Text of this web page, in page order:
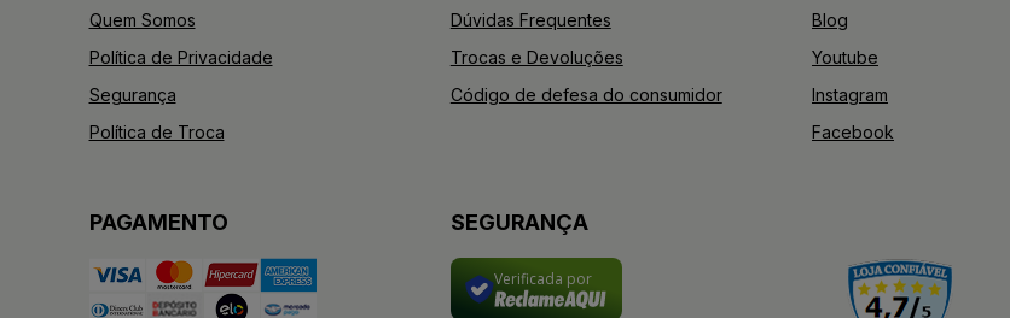
Quem Somos
Política de Privacidade
Segurança
Política de Troca
Dúvidas Frequentes
Trocas e Devoluções
Código de defesa do consumidor
Blog
Youtube
Instagram
Facebook
PAGAMENTO SEGURANÇA
Verificada por